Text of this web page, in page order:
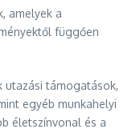
amelyek a
függően
utazási támogatások,
egyéb munkahelyi
életszínvonal és a